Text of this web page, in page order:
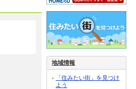
地域情報
「住みたい街」を見つけ
よう